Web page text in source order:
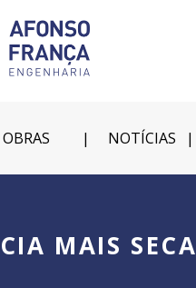
NOTÍCIAS
MAIS SECA